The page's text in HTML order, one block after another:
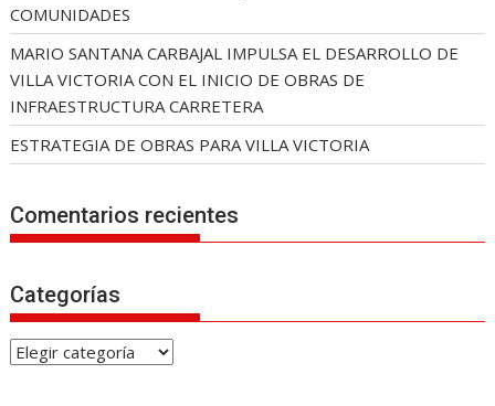
COMUNIDADES
MARIO SANTANA CARBAJAL IMPULSA EL DESARROLLO DE
VILLA VICTORIA CON EL INICIO DE OBRAS DE
INFRAESTRUCTURA CARRETERA
ESTRATEGIA DE OBRAS PARA VILLA VICTORIA
Comentarios recientes
Categorías
C